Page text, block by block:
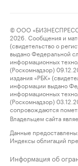
© ООО
2026. Сообщения и
(свидетельство о
выдано Федеральной
информационных
(Роскомнадзор)
издания «РБК»
информации выдано
информационных
(Роскомнадзор)
сопровождаются
Владельцем сайта
Данные предоставлены:
Индексы облигаций
Информация об